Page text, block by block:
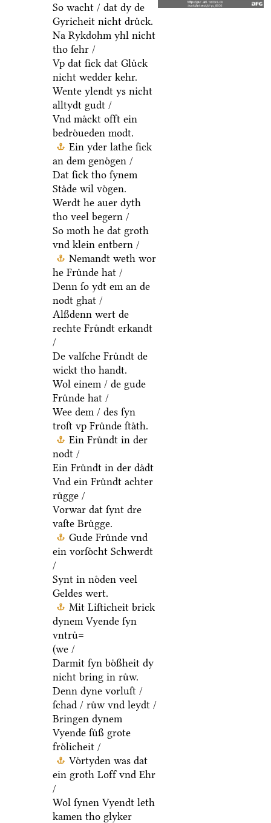
So wacht / dat dy de
Gyricheit nicht druͤck.
Na Rykdohm yhl nicht
tho ſehr /
Vp dat ſick dat Gluͤck
nicht wedder kehr.
Wente ylendt ys nicht
alltydt gudt /
Vnd maͤckt offt ein
bedroͤueden modt.
Ein yder lathe ſick
an dem genoͤgen /
Dat ſick tho ſynem
Staͤde wil voͤgen.
Werdt he auer dyth
tho veel begern /
So moth he dat groth
vnd klein entbern /
Nemandt weth wor
he Fruͤnde hat /
Denn ſo ydt em an de
nodt ghat /
Alßdenn wert de
rechte Fruͤndt erkandt
/
De valſche Fruͤndt de
wickt tho handt.
Wol einem / de gude
Fruͤnde hat /
Wee dem / des ſyn
troſt vp Fruͤnde ſtaͤth.
Ein Fruͤndt in der
nodt /
Ein Fruͤndt in der daͤdt
Vnd ein Fruͤndt achter
ruͤgge /
Vorwar dat ſynt dre
vaſte Bruͤgge.
Gude Fruͤnde vnd
ein vorſoͤcht Schwerdt
/
Synt in noͤden veel
Geldes wert.
Mit Liſticheit brick
dynem Vyende ſyn
vntruͤ=
(we /
Darmit ſyn boͤßheit dy
nicht bring in ruͤw.
Denn dyne vorluſt /
ſchad / ruͤw vnd leydt /
Bringen dynem
Vyende ſuͤß grote
froͤlicheit /
Voͤrtyden was dat
ein groth Loff vnd Ehr
/
Wol ſynen Vyendt leth
kamen tho glyker